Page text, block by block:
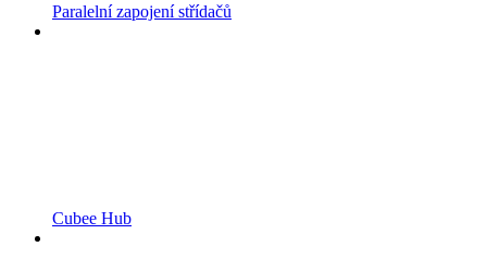
Paralelní zapojení střídačů
Cubee Hub